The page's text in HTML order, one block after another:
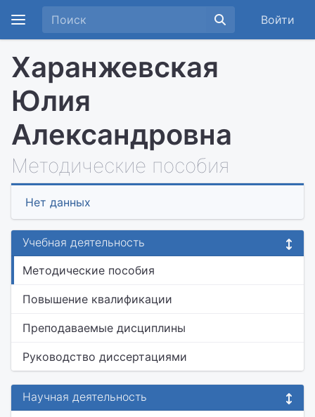
Войти
Харанжевская
Юлия
Александровна
Методические пособия
Нет данных
Учебная деятельность
Методические пособия
Повышение квалификации
Преподаваемые дисциплины
Руководство диссертациями
Научная деятельность